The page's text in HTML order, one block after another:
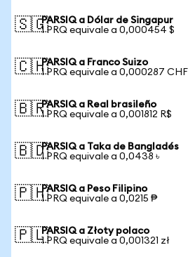
🇸🇬PARSIQ a Dólar de Singapur
1 PRQ equivale a 0,000454 $
🇨🇭PARSIQ a Franco Suizo
1 PRQ equivale a 0,000287 CHF
🇧🇷PARSIQ a Real brasileño
1 PRQ equivale a 0,001812 R$
🇧🇩PARSIQ a Taka de Bangladés
1 PRQ equivale a 0,0438 ৳
🇵🇭PARSIQ a Peso Filipino
1 PRQ equivale a 0,0215 ₱
🇵🇱PARSIQ a Złoty polaco
1 PRQ equivale a 0,001321 zł